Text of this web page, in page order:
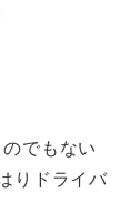
でもない
りドライバ